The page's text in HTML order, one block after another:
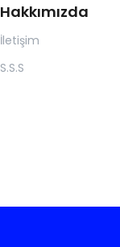
Hakkımızda
İletişim
S.S.S